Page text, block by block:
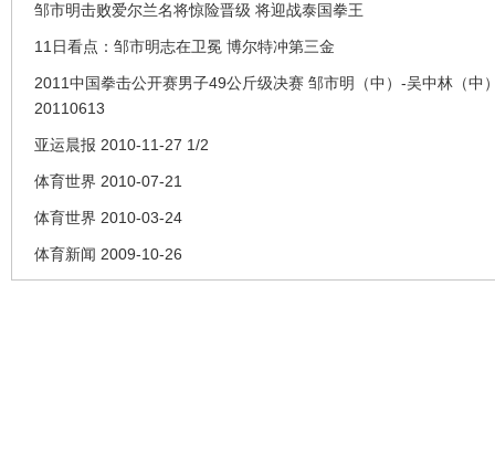
邹市明击败爱尔兰名将惊险晋级 将迎战泰国拳王
11日看点：邹市明志在卫冕 博尔特冲第三金
2011中国拳击公开赛男子49公斤级决赛 邹市明（中）-吴中林（中
20110613
亚运晨报 2010-11-27 1/2
体育世界 2010-07-21
体育世界 2010-03-24
体育新闻 2009-10-26